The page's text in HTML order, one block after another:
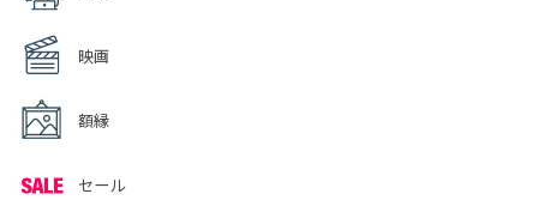
映画
額縁
セール